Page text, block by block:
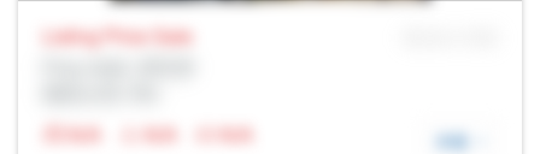
Listing Price Sale
N/A
N/A N/A 详细